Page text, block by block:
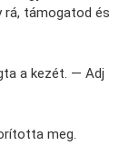
rá, támogatod és
a kezét. — Adj
meg.